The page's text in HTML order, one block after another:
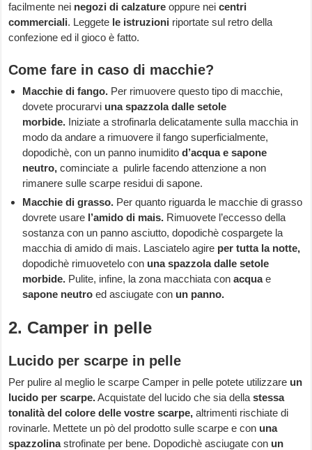
facilmente nei negozi di calzatureoppure neicentri
commerciali. Leggete le istruzioni riportate sul retro della
confezione ed il gioco è fatto.
Come fare in caso di macchie?
Macchie di fango. Per rimuovere questo tipo di macchie,
dovete procurarvi una spazzola dalle setole
morbide. Iniziate a strofinarla delicatamente sulla macchia in
modo da andare a rimuovere il fango superficialmente,
dopodichè, con un panno inumiditod’acqua e sapone
neutro, cominciate a pulirle facendo attenzione a non
rimanere sulle scarpe residui di sapone.
Macchie di grasso. Per quanto riguarda le macchie di grasso
dovrete usare l’amido di mais. Rimuovete l’eccesso della
sostanza con un panno asciutto, dopodichè cospargete la
macchia di amido di mais. Lasciatelo agire per tutta la notte,
dopodichè rimuovetelo con una spazzola dalle setole
morbide. Pulite, infine, la zona macchiata conacquae
sapone neutro ed asciugate con un panno.
2. Camper in pelle
Lucido per scarpe in pelle
Per pulire al meglio le scarpe Camper in pelle potete utilizzare un
lucido per scarpe.Acquistate del lucido che sia dellastessa
tonalità del colore delle vostre scarpe, altrimenti rischiate di
rovinarle. Mettete un pò del prodotto sulle scarpe e con una
spazzolinastrofinate per bene. Dopodichè asciugate con un